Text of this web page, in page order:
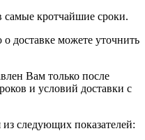
самые кротчайшие сроки.
можете уточнить
Вам только после
и условий доставки с
следующих показателей: